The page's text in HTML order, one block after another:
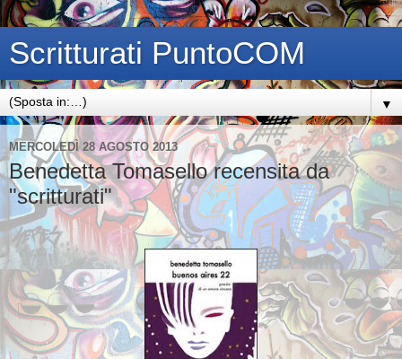
Scritturati PuntoCOM
▼
MERCOLEDÌ 28 AGOSTO 2013
Benedetta Tomasello recensita da
"scritturati"